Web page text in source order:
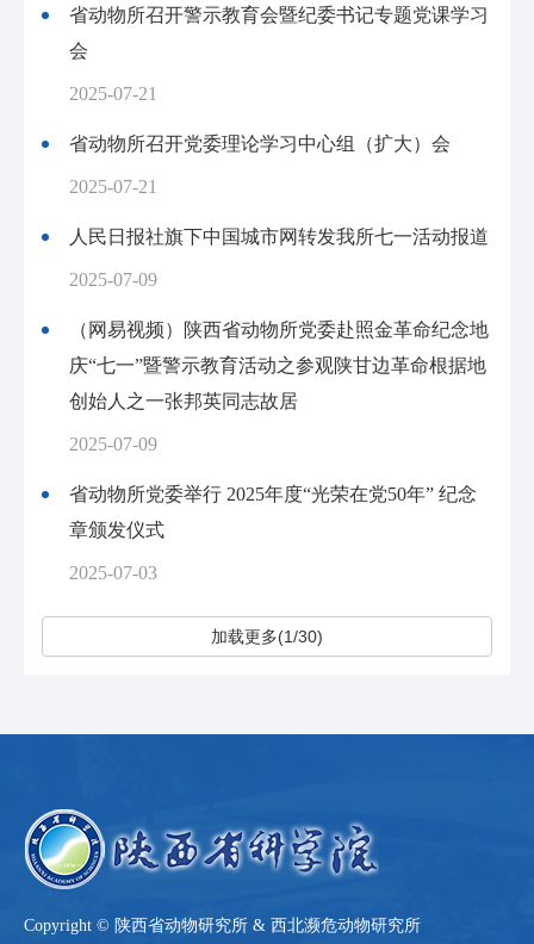
省动物所召开警示教育会暨纪委书记专题党课学习
会
2025-07-21
省动物所召开党委理论学习中心组（扩大）会
2025-07-21
人民日报社旗下中国城市网转发我所七一活动报道
2025-07-09
（网易视频）陕西省动物所党委赴照金革命纪念地
庆“七一”暨警示教育活动之参观陕甘边革命根据地
创始人之一张邦英同志故居
2025-07-09
省动物所党委举行 2025年度“光荣在党50年” 纪念
章颁发仪式
2025-07-03
加载更多(1/30)
Copyright © 陕西省动物研究所 & 西北濒危动物研究所